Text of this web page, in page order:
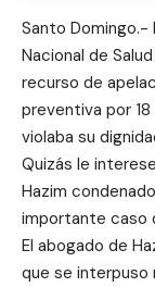
Santo Domingo.-
Nacional de
recurso de
preventiva por
violaba su
Quizás le
Hazim
importante caso
El abogado de
que se interpuso